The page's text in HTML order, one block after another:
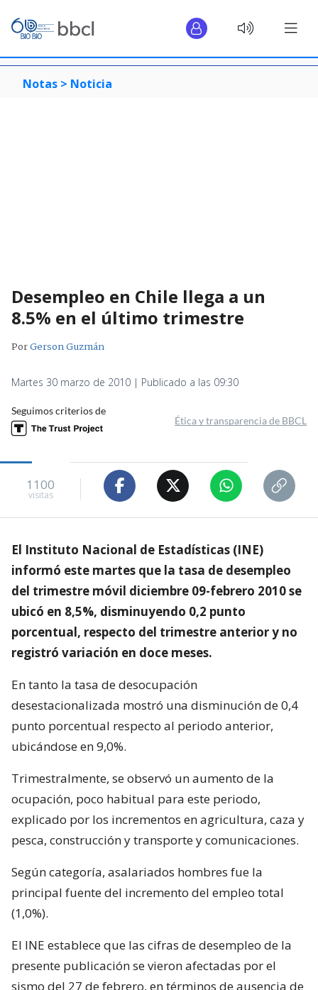
Notas > Noticia
Desempleo en Chile llega a un
8.5% en el último trimestre
PorGerson Guzmán
Martes 30 marzo de 2010 | Publicado a las 09:30
Seguimos criterios de
Ética y transparencia de BBCL
1100
visitas
El Instituto Nacional de Estadísticas (INE)
informó este martes que la tasa de desempleo
del trimestre móvil diciembre 09-febrero 2010 se
ubicó en 8,5%, disminuyendo 0,2 punto
porcentual, respecto del trimestre anterior y no
registró variación en doce meses.
En tanto la tasa de desocupación
desestacionalizada mostró una disminución de 0,4
punto porcentual respecto al periodo anterior,
ubicándose en 9,0%.
Trimestralmente, se observó un aumento de la
ocupación, poco habitual para este periodo,
explicado por los incrementos en agricultura, caza y
pesca, construcción y transporte y comunicaciones.
Según categoría, asalariados hombres fue la
principal fuente del incremento del empleo total
(1,0%).
El INE establece que las cifras de desempleo de la
presente publicación se vieron afectadas por el
sismo del 27 de febrero, en términos de ausencia de